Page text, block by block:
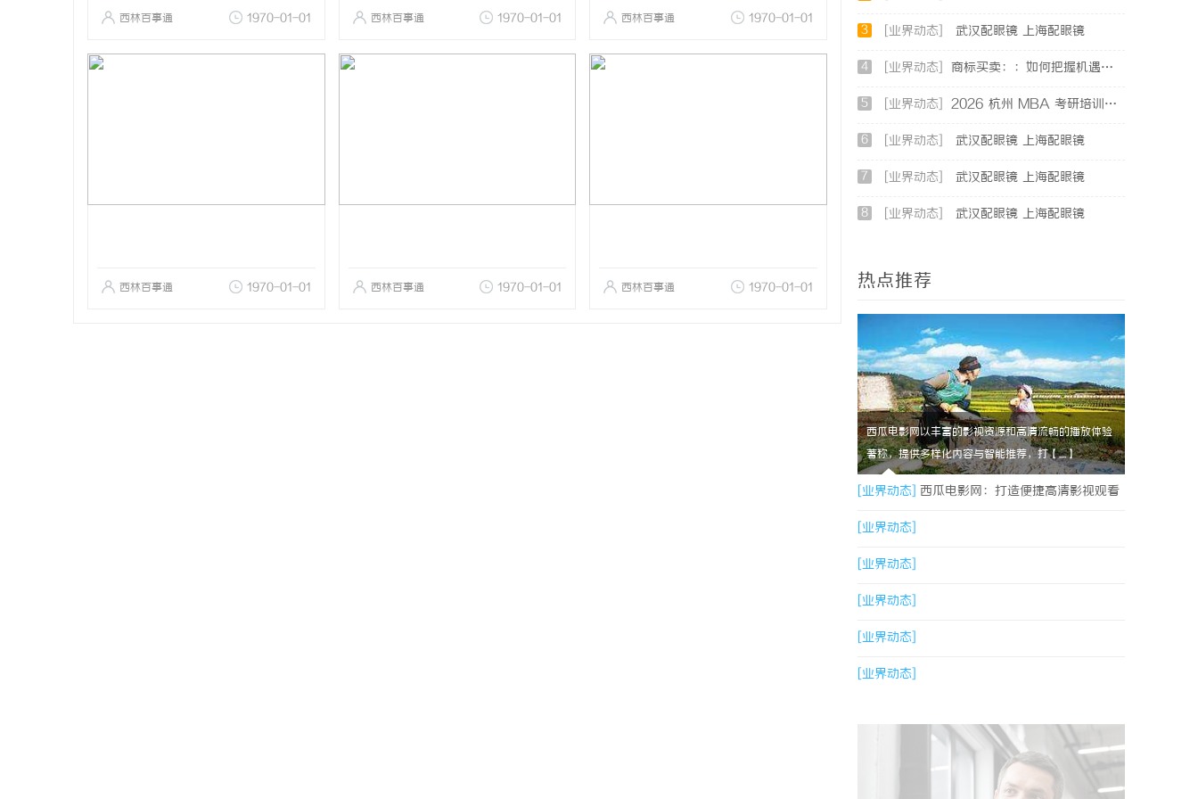
西林百事通 1970-01-01 西林百事通 1970-01-01 西林百事通 1970-01-01
西林百事通 1970-01-01 西林百事通 1970-01-01 西林百事通 1970-01-01
3 [业界动态] 武汉配眼镜 上海配眼镜
4 [业界动态] 商标买卖：：如何把握机遇与规避风险
5 [业界动态] 2026 杭州 MBA 考研培训辅导班哪家强？三家主流考研机构推荐
6 [业界动态] 武汉配眼镜 上海配眼镜
7 [业界动态] 武汉配眼镜 上海配眼镜
8 [业界动态] 武汉配眼镜 上海配眼镜
热点推荐
西瓜电影网以丰富的影视资源和高清流畅的播放体验
著称，提供多样化内容与智能推荐，打【....】
[业界动态] 西瓜电影网：打造便捷高清影视观看
新体验
[业界动态]
[业界动态]
[业界动态]
[业界动态]
[业界动态]